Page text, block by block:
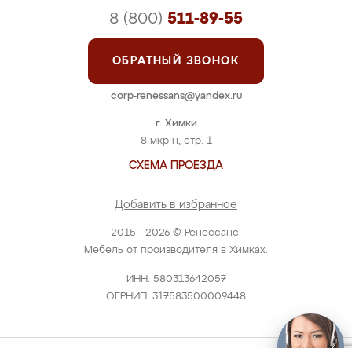
2015 - 2026 © Ренессанс.
Мебель от производителя в Химках.
ИНН: 580313642057
ОГРНИП: 317583500009448
г. Химки
8 мкр-н, стр. 1
СХЕМА ПРОЕЗДА
Добавить в избранное
8 (800) 511-89-55
ОБРАТНЫЙ ЗВОНОК
corp-renessans@yandex.ru